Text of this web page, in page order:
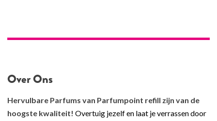
Over Ons
Hervulbare Parfums van Parfumpoint refill zijn van de
hoogste kwaliteit! Overtuig jezelf en laat je verrassen door